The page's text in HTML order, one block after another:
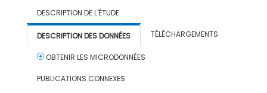
DESCRIPTION DE L'ÉTUDE
DESCRIPTION DES DONNÉES TÉLÉCHARGEMENTS
OBTENIR LES MICRODONNÉES
PUBLICATIONS CONNEXES